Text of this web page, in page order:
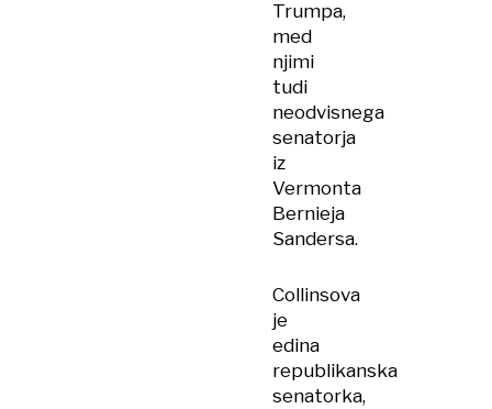
Trumpa,
med
njimi
tudi
neodvisnega
senatorja
iz
Vermonta
Bernieja
Sandersa.
Collinsova
je
edina
republikanska
senatorka,